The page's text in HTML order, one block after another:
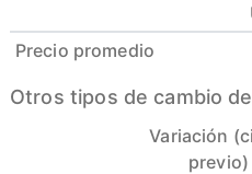
Precio promedio
Otros tipos de cambio
Variación
previo)